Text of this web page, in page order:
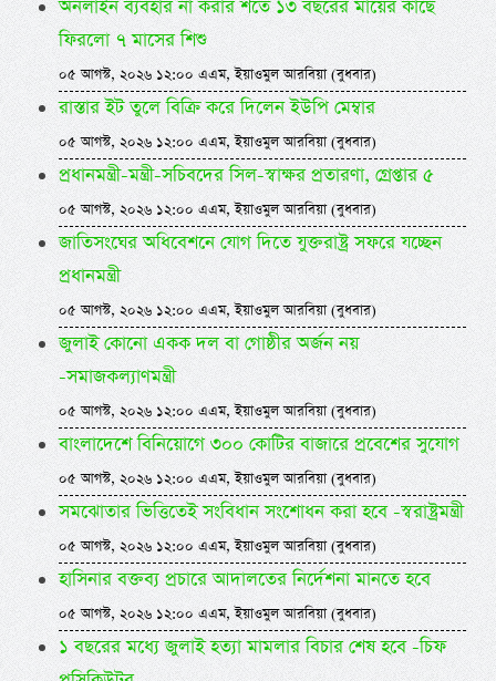
অনলাইন ব্যবহার না করার শর্তে ১৩ বছরের মায়ের কাছে
ফিরলো ৭ মাসের শিশু
০৫ আগস্ট, ২০২৬ ১২:০০ এএম, ইয়াওমুল আরবিয়া (বুধবার)
রাস্তার ইট তুলে বিক্রি করে দিলেন ইউপি মেম্বার
০৫ আগস্ট, ২০২৬ ১২:০০ এএম, ইয়াওমুল আরবিয়া (বুধবার)
প্রধানমন্ত্রী-মন্ত্রী-সচিবদের সিল-স্বাক্ষর প্রতারণা, গ্রেপ্তার ৫
০৫ আগস্ট, ২০২৬ ১২:০০ এএম, ইয়াওমুল আরবিয়া (বুধবার)
জাতিসংঘের অধিবেশনে যোগ দিতে যুক্তরাষ্ট্র সফরে যচ্ছেন
প্রধানমন্ত্রী
০৫ আগস্ট, ২০২৬ ১২:০০ এএম, ইয়াওমুল আরবিয়া (বুধবার)
জুলাই কোনো একক দল বা গোষ্ঠীর অর্জন নয়
-সমাজকল্যাণমন্ত্রী
০৫ আগস্ট, ২০২৬ ১২:০০ এএম, ইয়াওমুল আরবিয়া (বুধবার)
বাংলাদেশে বিনিয়োগে ৩০০ কোটির বাজারে প্রবেশের সুযোগ
০৫ আগস্ট, ২০২৬ ১২:০০ এএম, ইয়াওমুল আরবিয়া (বুধবার)
সমঝোতার ভিত্তিতেই সংবিধান সংশোধন করা হবে -স্বরাষ্ট্রমন্ত্রী
০৫ আগস্ট, ২০২৬ ১২:০০ এএম, ইয়াওমুল আরবিয়া (বুধবার)
হাসিনার বক্তব্য প্রচারে আদালতের নির্দেশনা মানতে হবে
০৫ আগস্ট, ২০২৬ ১২:০০ এএম, ইয়াওমুল আরবিয়া (বুধবার)
১ বছরের মধ্যে জুলাই হত্যা মামলার বিচার শেষ হবে -চিফ